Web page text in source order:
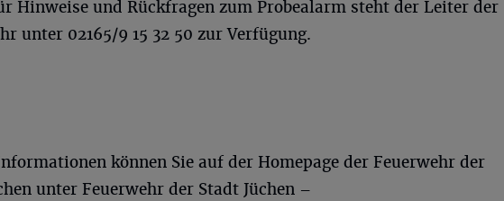
Hinweise und Rückfragen zum Probealarm steht der Leiter der
unter 02165/9 15 32 50 zur Verfügung.
können Sie auf der Homepage der Feuerwehr der
unter Feuerwehr der Stadt Jüchen –